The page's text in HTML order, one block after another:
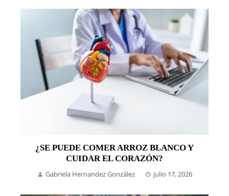
¿SE PUEDE COMER ARROZ BLANCO Y
CUIDAR EL CORAZÓN?
Gabriela Hernandez González julio 17, 2026